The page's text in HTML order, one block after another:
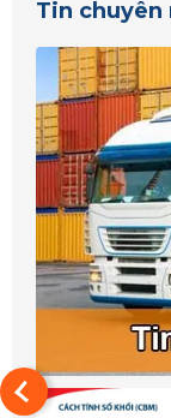
Quảng Trị
Thanh Hóa
Huế
Đắk Lắk
Bình Phước
Gia Lai
Tin chuyên